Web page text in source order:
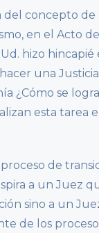
del concepto de
en el Acto
Ud. hizo
una
¿Cómo se
esta tarea
de
a un Juez
sino a un
de los